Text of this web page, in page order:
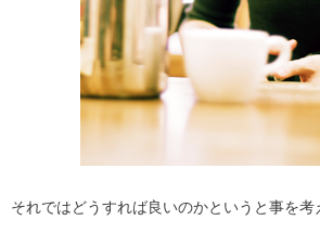
それではどうすれば良いのかというと事を考